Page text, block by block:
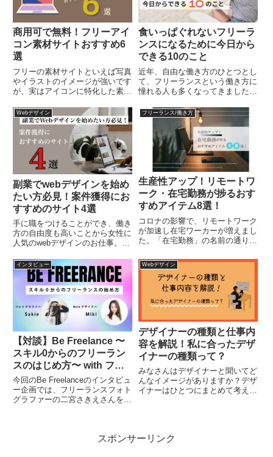
商用可で無料！フリーアイ
コン素材サイトおすすめ6
選
フリーの素材サイトといえば写真
やイラストのイメージが強いです
が、実はアイコンに特化した素材
コンは文字と比べて誰がみてもわ
かりやすく、的確に情報を伝える
ことができるという点で優れてお
り、スマホやタブレットのUI・...
食いっぱぐれないフリーラ
ンスになるために今日から
できる10のこと
近年、自由な働き方のひとつとし
て、フリーランスという働き方に
憧れる人も多くなってきました。
違って、毎月決まった収入を得ら
れる保証はなく、定期案件などを
持っていたとしても来月も同じよ
うに続くとは限らない不安や自
分...
Webデザイン
副業でwebデザインを始め
たい方必見！案件獲得にお
すすめのサイト4選
手に職をつけることができ、働き
方の自由度も高いことから女性に
人気のwebデザインのお仕事。副
始めたいと思っている方、すでに
始めている方も多いのではないか
と思います。そこで悩むことの1
つが、「どのようにお仕事を...
フリーランス/働き方
生産性アップ！リモートワ
ーク・在宅勤務が捗るおす
すめアイテム8選！
コロナの影響で、リモートワーク
が加速し在宅ワーカーが増えまし
た。「在宅勤務」の名前の通り自
しやすい環境を個人で整える必要
が出てきています。そこで今回は
在宅ワーカーの筆者が自宅オフィ
スの環境を整えて、在宅勤務を
快...
インタビュー
【対談】Be Freelance 〜
スキル0からのフリーラン
スのはじめ方〜 with フォ
トグラファー Sakie
今回のBe Freelanceのインタビュ
ー企画では、フリーランスフォト
グラファーの二宮さきえさんをお
フリーランスになったのか、また
Webデザイン
デザイナーの種類と仕事内
容を解説！私に合ったデザ
イナーの種類って？
みなさんはデザイナーと聞いてど
んなイメージがありますか？デザ
イナーはひとつにまとめて考えら
類や仕事内容、求められるスキ
スポンサーリンク